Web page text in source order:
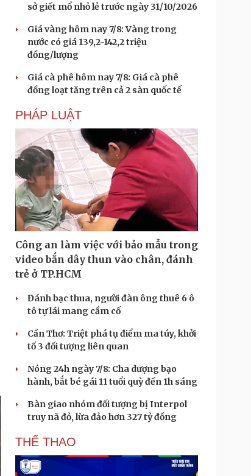
sở giết mổ nhỏ lẻ trước ngày 31/10/2026
Giá vàng hôm nay 7/8: Vàng trong
nước có giá 139,2-142,2 triệu
đồng/lượng
Giá cà phê hôm nay 7/8: Giá cà phê
đồng loạt tăng trên cả 2 sàn quốc tế
PHÁP LUẬT
Công an làm việc với bảo mẫu trong
video bắn dây thun vào chân, đánh
trẻ ở TP.HCM
Đánh bạc thua, người đàn ông thuê 6 ô
tô tự lái mang cầm cố
Cần Thơ: Triệt phá tụ điểm ma túy, khởi
tố 3 đối tượng liên quan
Nóng 24h ngày 7/8: Cha dượng bạo
hành, bắt bé gái 11 tuổi quỳ đến 1h sáng
Bàn giao nhóm đối tượng bị Interpol
truy nã đỏ, lừa đảo hơn 327 tỷ đồng
THỂ THAO